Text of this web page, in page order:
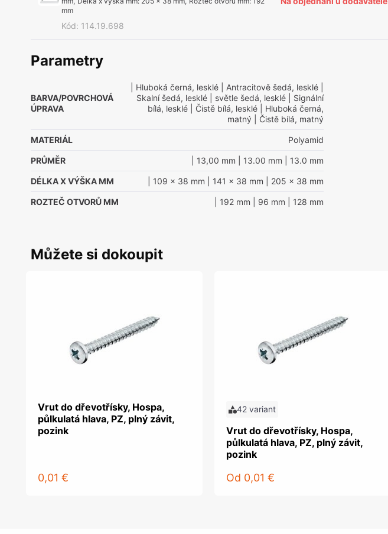
mm
Kód: 114.19.698
Parametry
BARVA/POVRCHOVÁ
ÚPRAVA
| Hluboká černá, lesklé | Antracitově šedá, lesklé
Skalní šedá, lesklé | světle šedá, lesklé | Signální
bílá, lesklé | Čistě bílá, lesklé | Hluboká černá,
matný | Čistě bílá, matný
MATERIÁL Polyamid
PRŮMĚR | 13,00 mm | 13.00 mm | 13.0 mm
DÉLKA X VÝŠKA MM | 109 x 38 mm | 141 x 38 mm | 205 x 38 mm
ROZTEČ OTVORŮ MM | 192 mm | 96 mm | 128 mm
Můžete si dokoupit
Vrut do dřevotřísky, Hospa,
půlkulatá hlava, PZ, plný závit,
pozink
0,01 €
42 variant
Vrut do dřevotřísky, Hospa,
půlkulatá hlava, PZ, plný závit,
pozink
Od 0,01 €